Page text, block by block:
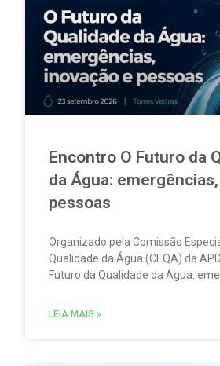
Encontro O Futuro da
da Água:
pessoas
Organizado pela Comissão
Qualidade da Água (CEQA) da
Futuro da Qualidade da Água:
de Serviços e Comércio do Oeste,
LEIA MAIS »